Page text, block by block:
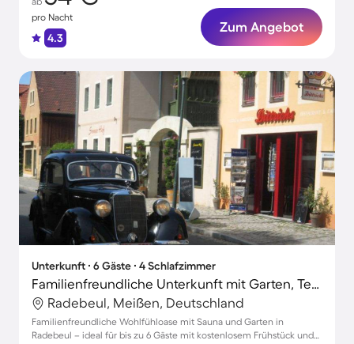
pro Nacht
4.3
Zum Angebot
Unterkunft ∙ 6 Gäste ∙ 4 Schlafzimmer
Familienfreundliche Unterkunft mit Garten, Terrasse und Sauna
Radebeul, Meißen, Deutschland
Familienfreundliche Wohlfühloase mit Sauna und Garten in
Radebeul – ideal für bis zu 6 Gäste mit kostenlosem Frühstück und